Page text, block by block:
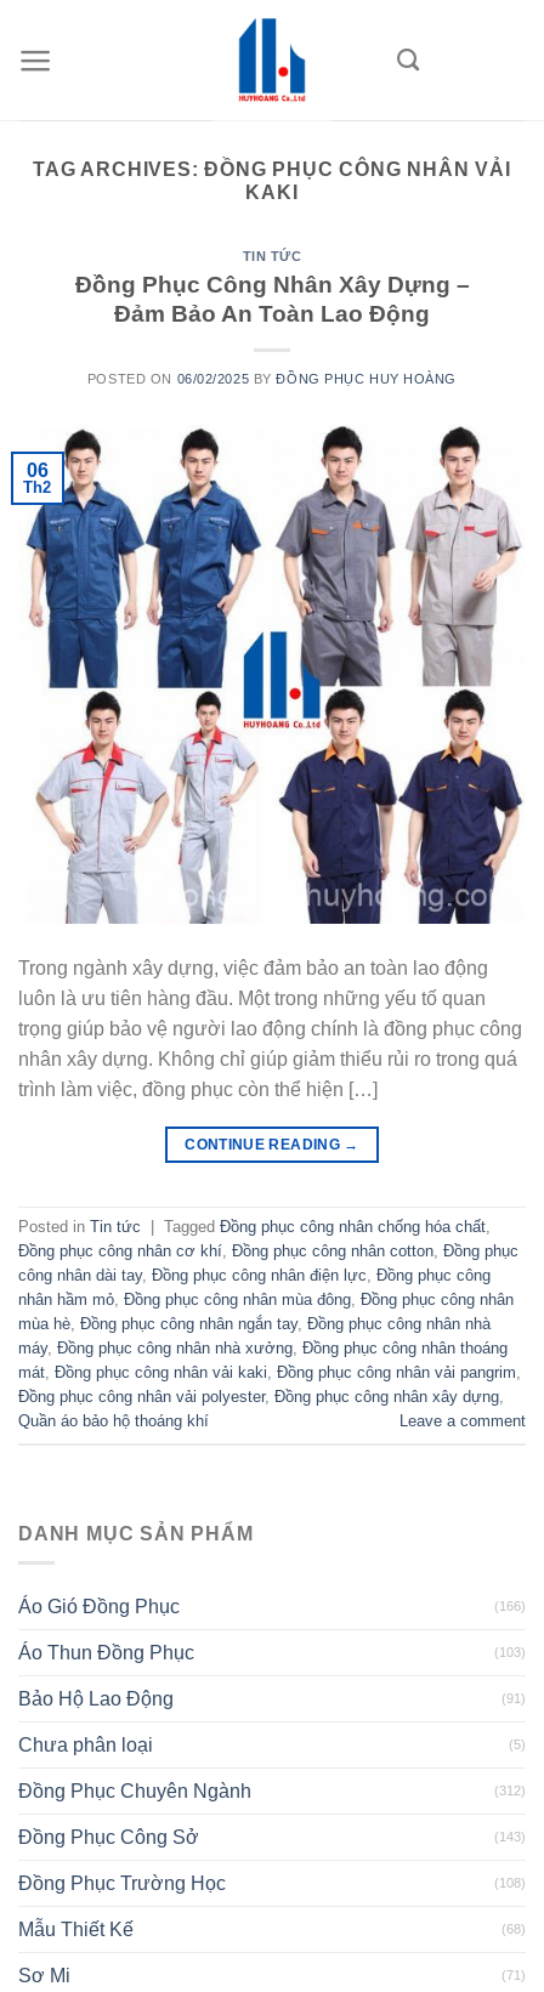
content
TAG ARCHIVES:ĐỒNG PHỤC CÔNG NHÂN VẢI
KAKI
TIN TỨC
Đồng Phục Công Nhân Xây Dựng –
Đảm Bảo An Toàn Lao Động
POSTED ON 06/02/2025 BYĐỒNG PHỤC HUY HOÀNG
06
Th2
Trong ngành xây dựng, việc đảm bảo an toàn lao động
luôn là ưu tiên hàng đầu. Một trong những yếu tố quan
trọng giúp bảo vệ người lao động chính là đồng phục công
nhân xây dựng. Không chỉ giúp giảm thiểu rủi ro trong quá
trình làm việc, đồng phục còn thể hiện […]
CONTINUE READING →
Posted in Tin tức Tagged Đồng phục công nhân chống hóa chất
Đồng phục công nhân cơ khí Đồng phục công nhân cotton Đồng phục
công nhân dài tay, Đồng phục công nhân điện lực Đồng phục công
nhân hầm mỏ Đồng phục công nhân mùa đông Đồng phục công nhân
mùa hè Đồng phục công nhân ngắn tay, Đồng phục công nhân nhà
máy, Đồng phục công nhân nhà xưởng Đồng phục công nhân thoáng
mát Đồng phục công nhân vải kaki Đồng phục công nhân vải pangrim
Đồng phục công nhân vải polyester, Đồng phục công nhân xây dựng
Quần áo bảo hộ thoáng khí
Leave a comment
DANH MỤC SẢN PHẨM
Áo Gió Đồng Phục (166)
Áo Thun Đồng Phục (103)
Bảo Hộ Lao Động (91)
Chưa phân loại (5)
Đồng Phục Chuyên Ngành (312)
Đồng Phục Công Sở (143)
Đồng Phục Trường Học (108)
Mẫu Thiết Kế (68)
Sơ Mi (71)